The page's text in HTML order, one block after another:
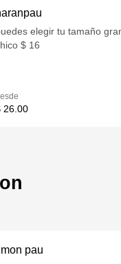
elegir tu tamaño grande $ 26
$ 16
26.00
pau